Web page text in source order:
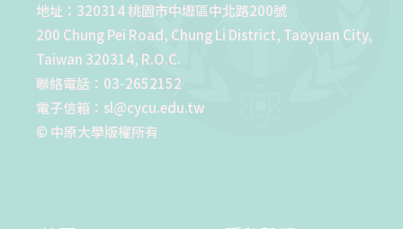
地址：320314 桃園市中壢區中北路200號
200 Chung Pei Road, Chung Li District, Taoyuan City,
Taiwan 320314, R.O.C.
聯絡電話：03-2652152
電子信箱：sl@cycu.edu.tw
© 中原大學版權所有